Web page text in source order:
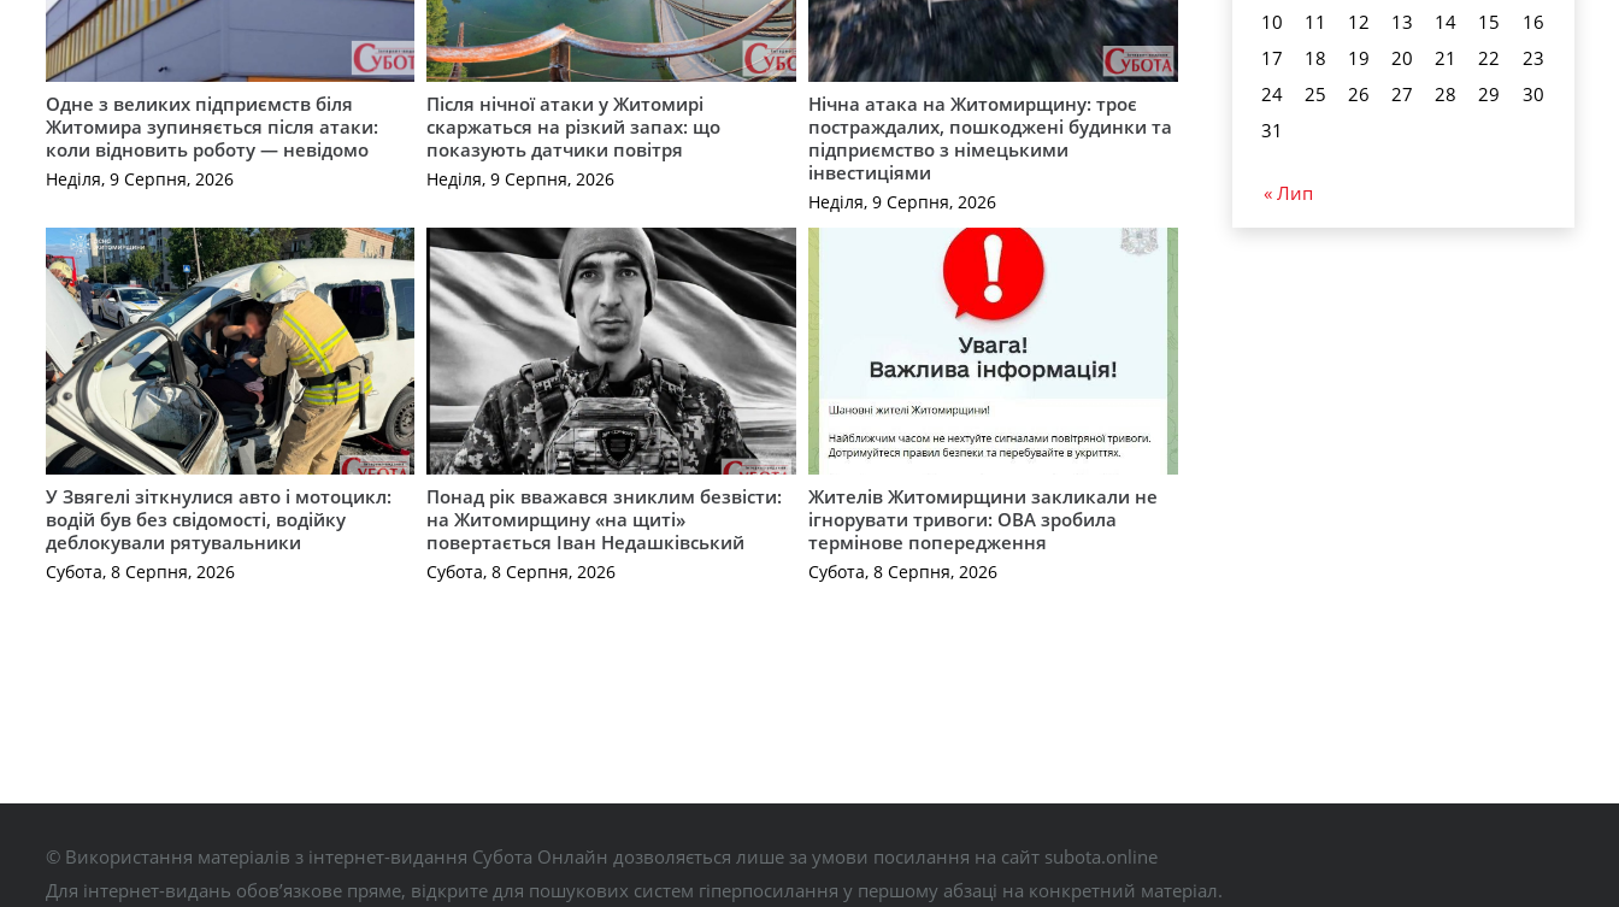
Одне з великих підприємств біля
Житомира зупиняється після атаки:
коли відновить роботу — невідомо
Неділя, 9 Серпня, 2026
Після нічної атаки у Житомирі
скаржаться на різкий запах: що
показують датчики повітря
Неділя, 9 Серпня, 2026
Нічна атака на Житомирщину: троє
постраждалих, пошкоджені будинки та
підприємство з німецькими
інвестиціями
Неділя, 9 Серпня, 2026
У Звягелі зіткнулися авто і мотоцикл:
водій був без свідомості, водійку
деблокували рятувальники
Субота, 8 Серпня, 2026
Понад рік вважався зниклим безвісти:
на Житомирщину «на щиті»
повертається Іван Недашківський
Субота, 8 Серпня, 2026
Жителів Житомирщини закликали не
ігнорувати тривоги: ОВА зробила
термінове попередження
Субота, 8 Серпня, 2026
10
11 12 13 14 15
16
17
18 19 20 21 22
23
24
25 26 27 28 29
30
31
« Лип
© Використання матеріалів з інтернет-видання Субота Онлайн дозволяється лише за умови посилання на сайт subota.online
Для інтернет-видань обов’язкове пряме, відкрите для пошукових систем гіперпосилання у першому абзаці на конкретний матеріал.